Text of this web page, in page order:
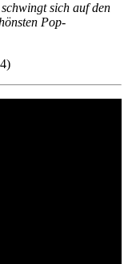
sich auf den
Pop-